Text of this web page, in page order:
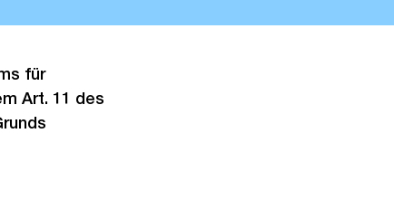
für
Art. 11 des